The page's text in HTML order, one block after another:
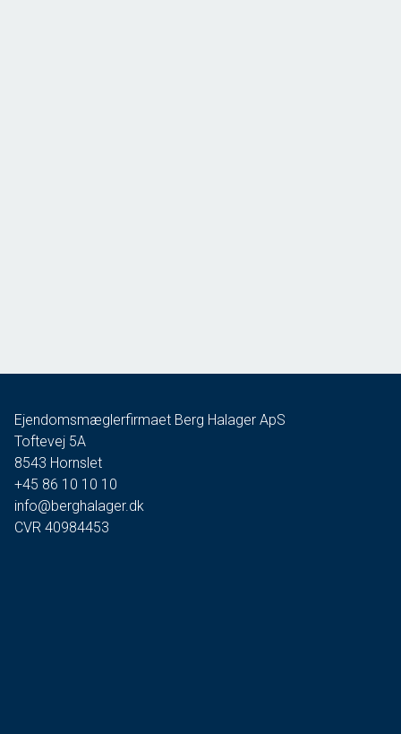
Ejendomsmæglerfirmaet Berg Halager ApS
Toftevej 5A
8543 Hornslet
+45 86 10 10 10
info@berghalager.dk
CVR 40984453